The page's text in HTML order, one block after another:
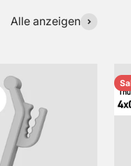
Alle anzeigen